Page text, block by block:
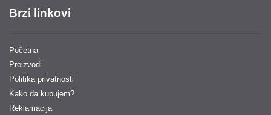
Brzi linkovi
Početna
Proizvodi
Politika privatnosti
Kako da kupujem?
Reklamacija